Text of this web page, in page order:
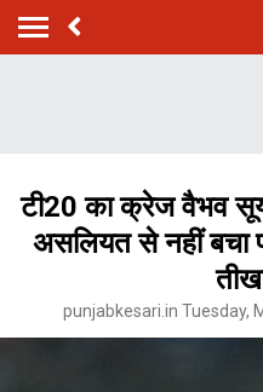
टी20 का क्रेज वैभव
असलियत से नहीं बचा
punjabkesari.in Tuesday,